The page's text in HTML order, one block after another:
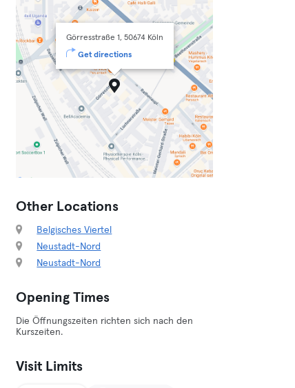
Görresstraße 1, 50674 Köln
Get directions
Other Locations
Belgisches Viertel
Neustadt-Nord
Neustadt-Nord
Opening Times
Die Öffnungszeiten richten sich nach den
Kurszeiten.
Visit Limits